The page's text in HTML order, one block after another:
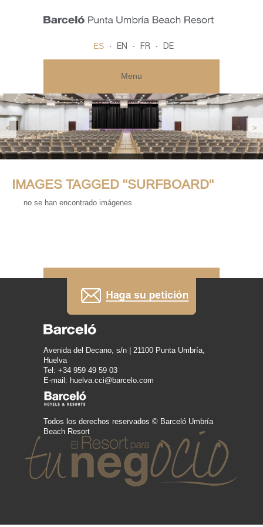
ES EN FR DE
Menu
< >
IMAGES TAGGED "SURFBOARD"
no se han encontrado imágenes
Avenida del Decano, s/n | 21100 Punta Umbría,
Huelva
Tel: +34 959 49 59 03
E-mail: huelva.cci@barcelo.com
Todos los derechos reservados © Barceló Umbría
Beach Resort